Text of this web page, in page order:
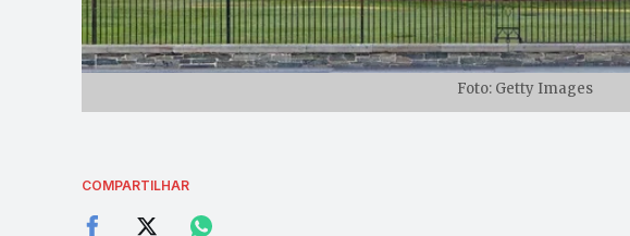
Foto: Getty Images
COMPARTILHAR